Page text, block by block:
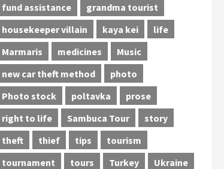
fund assistance
grandma tourist
housekeeper villain
kaya kei
life
Marmaris
medicines
Music
new car theft method
photo
Photo stock
poltavka
prose
right to life
Sambuca Tour
story
theft
thief tips
tourism
tournament
tours Turkey
Ukraine